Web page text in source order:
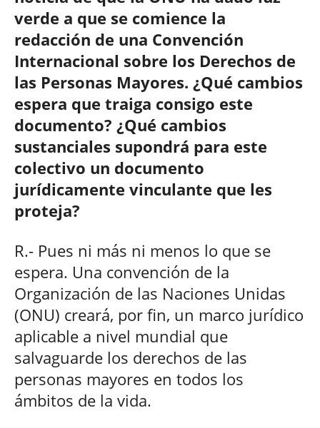
verde a que se comience la
redacción de una Convención
Internacional sobre los Derechos de
las Personas Mayores. ¿Qué cambios
espera que traiga consigo este
documento? ¿Qué cambios
sustanciales supondrá para este
colectivo un documento
jurídicamente vinculante que les
proteja?
R.- Pues ni más ni menos lo que se
espera. Una convención de la
Organización de las Naciones Unidas
(ONU) creará, por fin, un marco jurídico
aplicable a nivel mundial que
salvaguarde los derechos de las
personas mayores en todos los
ámbitos de la vida.